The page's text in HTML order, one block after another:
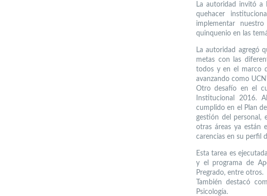
La autoridad invitó a
quehacer
implementar
quinquenio en las
La autoridad agregó
metas con las
todos y en el marco
avanzando como
Otro desafío en el
Institucional 2016.
cumplido en el Plan
gestión del personal,
otras áreas ya están
carencias en su perfil
Esta tarea es
y el programa de
Pregrado, entre otros.
También destacó
Psicología.